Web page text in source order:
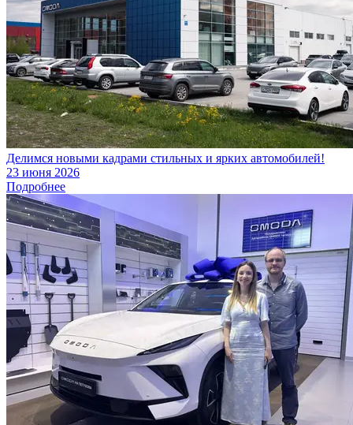
Делимся новыми кадрами стильных и ярких автомобилей!
23 июня 2026
Подробнее